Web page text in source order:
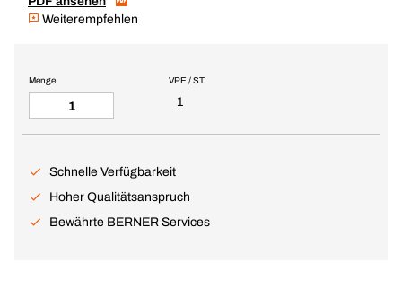
Weiterempfehlen
VPE / ST
1
Menge
Schnelle Verfügbarkeit
Hoher Qualitätsanspruch
Bewährte BERNER Services